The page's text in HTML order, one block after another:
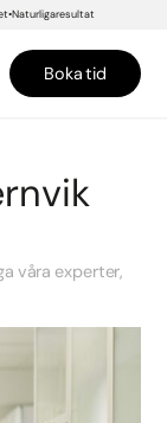
Naturliga resultat
Boka tid
våra experter,